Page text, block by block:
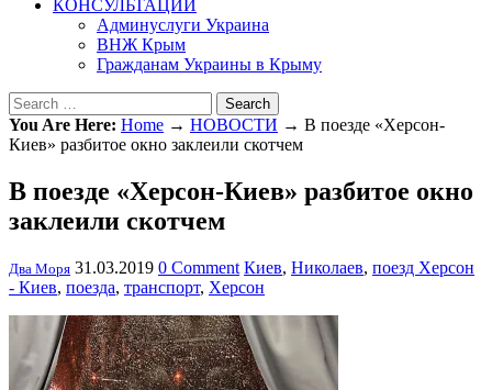
КОНСУЛЬТАЦИИ
Админуслуги Украина
ВНЖ Крым
Гражданам Украины в Крыму
Search
You Are Here: Home → НОВОСТИ → В поезде «Херсон-
Киев» разбитое окно заклеили скотчем
В поезде «Херсон-Киев» разбитое окно
заклеили скотчем
Два Моря 31.03.2019 0 Comment Киев, Николаев, поезд Херсон
- Киев, поезда, транспорт, Херсон